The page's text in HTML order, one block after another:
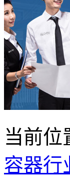
当前位
容器行